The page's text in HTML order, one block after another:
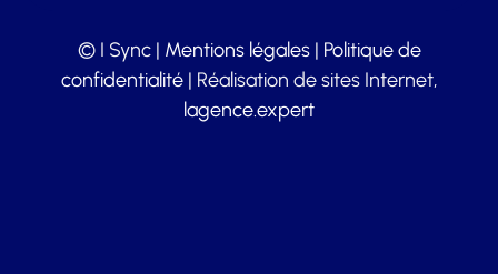
© I Sync | Mentions légales| Politique de
confidentialité| Réalisation de sites Internet,
lagence.expert